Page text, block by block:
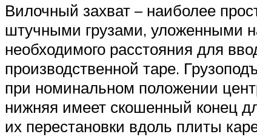
Вилочный захват – наиболее
штучными грузами, уложенными
необходимого расстояния для
производственной таре.
при номинальном положении
нижняя имеет скошенный конец
их перестановки вдоль плиты